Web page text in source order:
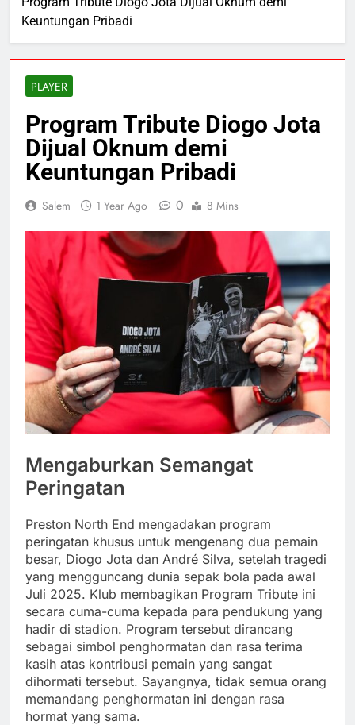
Keuntungan Pribadi
PLAYER
Program Tribute Diogo Jota
Dijual Oknum demi
Keuntungan Pribadi
Salem 1 Year Ago 0 8 Mins
Mengaburkan Semangat
Peringatan
Preston North End mengadakan program
peringatan khusus untuk mengenang dua pemain
besar, Diogo Jota dan André Silva, setelah tragedi
yang mengguncang dunia sepak bola pada awal
Juli 2025. Klub membagikan Program Tribute ini
secara cuma-cuma kepada para pendukung yang
hadir di stadion. Program tersebut dirancang
sebagai simbol penghormatan dan rasa terima
kasih atas kontribusi pemain yang sangat
dihormati tersebut. Sayangnya, tidak semua orang
memandang penghormatan ini dengan rasa
hormat yang sama.